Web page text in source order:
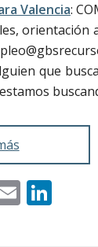
Valencia:
orientación
que
Email